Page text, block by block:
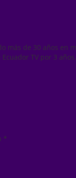
de 30 años en
TV por 3
*